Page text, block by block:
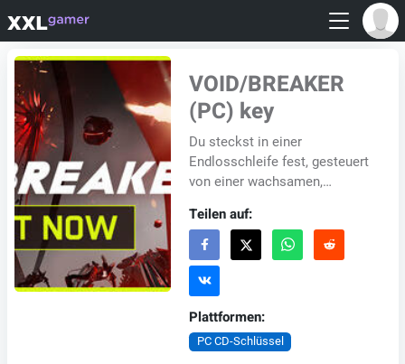
VOID/BREAKER
(PC) key
Du steckst in einer
Endlosschleife fest, gesteuert
von einer wachsamen,
Gefangener, verdammt zu
einem endlosen Kreislauf...
Teilen auf:
Plattformen:
PC CD-Schlüssel